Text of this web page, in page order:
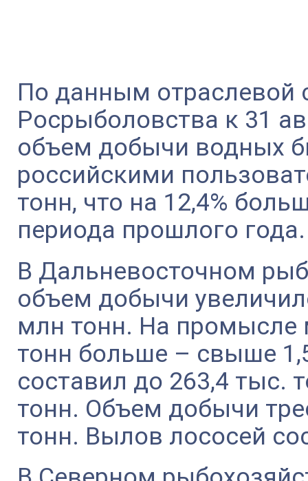
По данным отраслевой
Росрыболовства к 31
объем добычи водных
российскими
тонн, что на 12,4%
периода прошлого года.
В Дальневосточном
объем добычи
млн тонн. На промысле
тонн больше – свыше
составил до 263,4 тыс.
тонн. Объем добычи
тонн. Вылов лососей